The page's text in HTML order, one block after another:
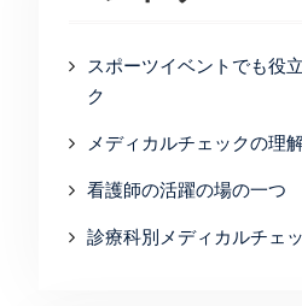
スポーツイベントでも役
ク
メディカルチェックの理
看護師の活躍の場の一つ
診療科別メディカルチェ